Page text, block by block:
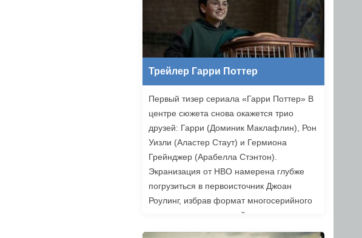
Трейлер Гарри Поттер
Первый тизер сериала «Гарри Поттер» В
центре сюжета снова окажется трио
друзей: Гарри (Доминик Маклафлин), Рон
Уизли (Аластер Стаут) и Гермиона
Грейнджер (Арабелла Стэнтон).
Экранизация от HBO намерена глубже
погрузиться в первоисточник Джоан
Роулинг, избрав формат многосерийного
повествования, который позволяет лучше